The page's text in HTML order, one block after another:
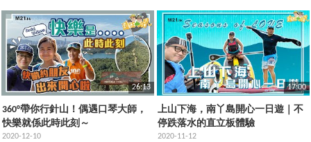
26:13
360°帶你行針山！偶遇口琴大師，
快樂就係此時此刻～
2020-12-10
17:00
上山下海，南丫島開心一日遊｜不
停跌落水的直立板體驗
2020-11-12